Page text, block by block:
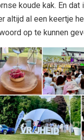
koude kak. En dat
altijd al een keertje
op te kunnen